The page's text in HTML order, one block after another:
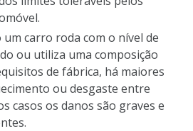
um carro roda com o nível de
ou utiliza uma composição
de fábrica, há maiores
ou desgaste entre
casos os danos são graves e